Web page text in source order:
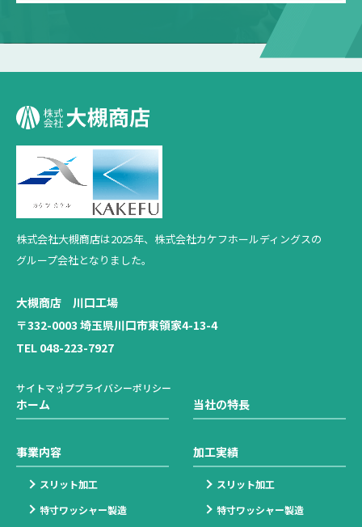
株式会社大槻商店は2025年、 株式会社カケフホールディングスの
グループ会社となりました。
大槻商店 川口工場
〒332-0003 埼玉県川口市東領家4-13-4
TEL 048-223-7927
サイトマッププライバシーポリシー
ホーム 当社の特長
事業内容
スリット加工
特寸ワッシャー製造
加工実績
スリット加工
特寸ワッシャー製造